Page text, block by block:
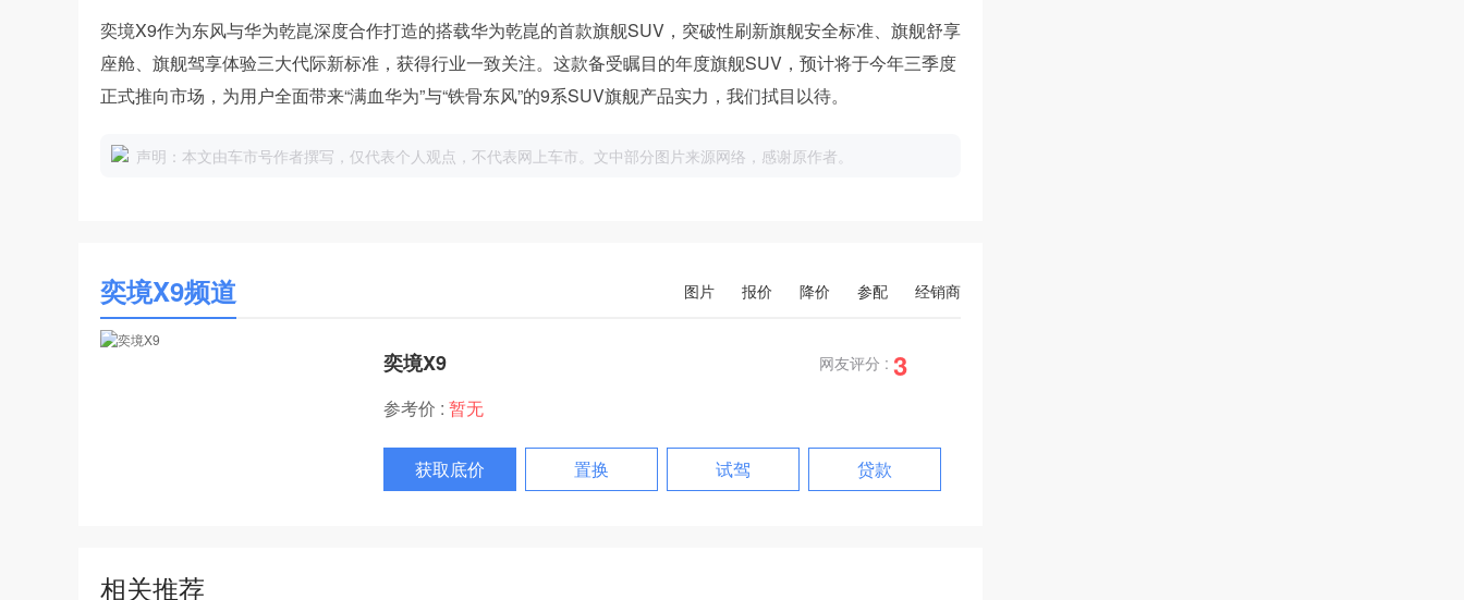
奕境X9作为东风与华为乾崑深度合作打造的搭载华为乾崑的首款旗舰SUV，突破性刷新旗舰安全标准、旗舰舒享
座舱、旗舰驾享体验三大代际新标准，获得行业一致关注。这款备受瞩目的年度旗舰SUV，预计将于今年三季度
正式推向市场，为用户全面带来“满血华为”与“铁骨东风”的9系SUV旗舰产品实力，我们拭目以待。
声明：本文由车市号作者撰写，仅代表个人观点，不代表网上车市。文中部分图片来源网络，感谢原作者。
奕境X9频道 经销商
参配
降价
报价
图片
奕境X9 网友评分 : 3
参考价 : 暂无
获取底价 置换 试驾 贷款
相关推荐